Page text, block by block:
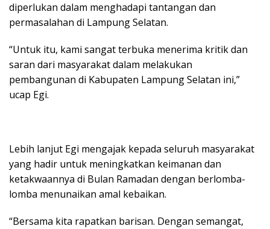
diperlukan dalam menghadapi tantangan dan
permasalahan di Lampung Selatan.
“Untuk itu, kami sangat terbuka menerima kritik dan
saran dari masyarakat dalam melakukan
pembangunan di Kabupaten Lampung Selatan ini,”
ucap Egi.
Lebih lanjut Egi mengajak kepada seluruh masyarakat
yang hadir untuk meningkatkan keimanan dan
ketakwaannya di Bulan Ramadan dengan berlomba-
lomba menunaikan amal kebaikan.
“Bersama kita rapatkan barisan. Dengan semangat,